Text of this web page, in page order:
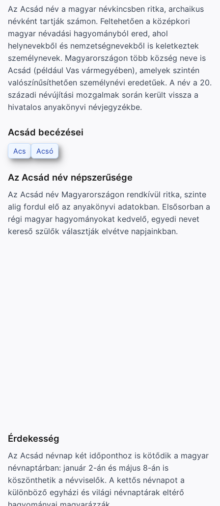
Az Acsád név a magyar névkincsben ritka, archaikus
névként tartják számon. Feltehetően a középkori
magyar névadási hagyományból ered, ahol
helynevekből és nemzetségnevekből is keletkeztek
személynevek. Magyarországon több község neve is
Acsád (például Vas vármegyében), amelyek szintén
valószínűsíthetően személynévi eredetűek. A név a 20.
századi névújítási mozgalmak során került vissza a
hivatalos anyakönyvi névjegyzékbe.
Acsád becézései
Acs Acsó
Az Acsád név népszerűsége
Az Acsád név Magyarországon rendkívül ritka, szinte
alig fordul elő az anyakönyvi adatokban. Elsősorban a
régi magyar hagyományokat kedvelő, egyedi nevet
kereső szülők választják elvétve napjainkban.
Érdekesség
Az Acsád névnap két időponthoz is kötődik a magyar
névnaptárban: január 2-án és május 8-án is
köszönthetik a névviselők. A kettős névnapot a
különböző egyházi és világi névnaptárak eltérő